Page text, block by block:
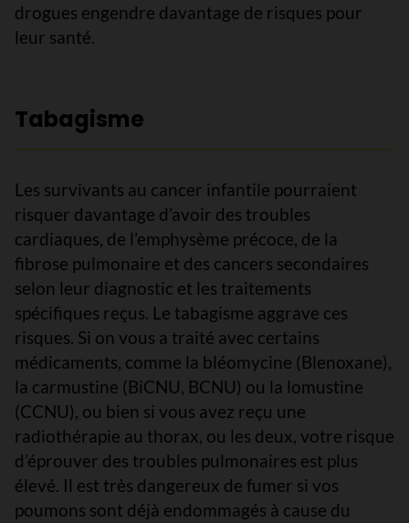
drogues engendre davantage de risques pour
leur santé.
Tabagisme
Les survivants au cancer infantile pourraient
risquer davantage d’avoir des troubles
cardiaques, de l’emphysème précoce, de la
fibrose pulmonaire et des cancers secondaires
selon leur diagnostic et les traitements
spécifiques reçus. Le tabagisme aggrave ces
risques. Si on vous a traité avec certains
médicaments, comme la bléomycine (Blenoxane),
la carmustine (BiCNU, BCNU) ou la lomustine
(CCNU), ou bien si vous avez reçu une
radiothérapie au thorax, ou les deux, votre risque
d’éprouver des troubles pulmonaires est plus
élevé. Il est très dangereux de fumer si vos
poumons sont déjà endommagés à cause du